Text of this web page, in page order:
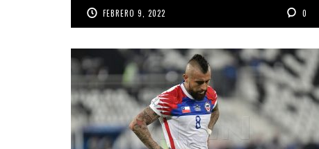
FEBRERO 9, 2022 0